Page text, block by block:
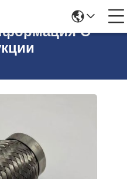
О